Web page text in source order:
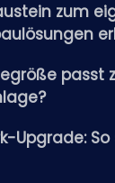
zum
passt
Upgrade: